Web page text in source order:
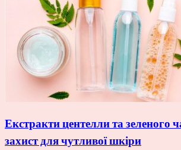
Екстракти центелли та зеленого
захист для чутливої шкіри